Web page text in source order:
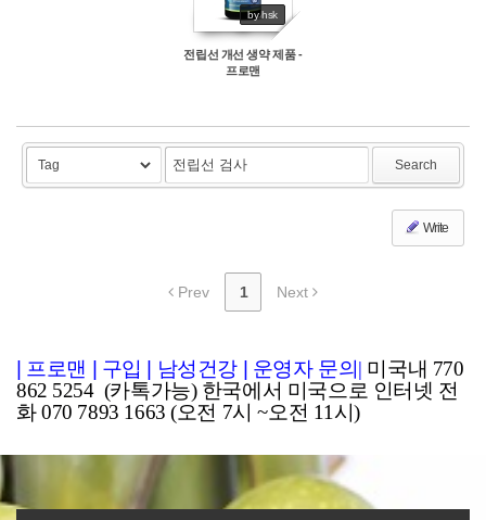
by hsk
전립선 개선 생약 제품 -
프로맨
Search
Write
Prev 1 Next
프로맨 구입 남성건강 운영자 문의 | 미국내 770
862 5254 (카톡가능) 한국에서 미국으로 인터넷 전
화 070 7893 1663 (오전 7시 ~오전 11시)